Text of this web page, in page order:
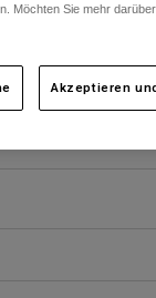
Möchten Sie mehr
Akzeptieren